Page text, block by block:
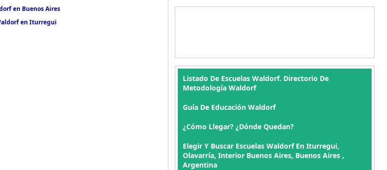
en Buenos Aires
en Iturregui
Listado De Escuelas Waldorf. Directorio De
Metodología Waldorf
Guía De Educación Waldorf
¿Cómo Llegar? ¿Dónde Quedan?
Elegir Y Buscar Escuelas Waldorf En Iturregui,
Olavarría, Interior Buenos Aires, Buenos Aires ,
Argentina